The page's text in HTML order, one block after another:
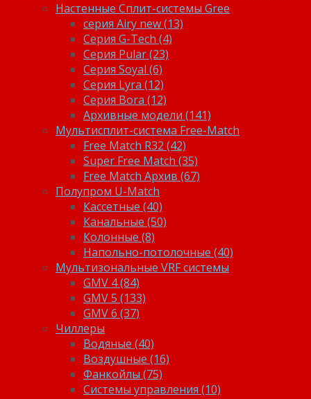
Настенные Сплит-системы Gree
серия Airy new (13)
Серия G-Tech (4)
Серия Pular (23)
Cерия Soyal (6)
Серия Lyra (12)
Серия Bora (12)
Архивные модели (141)
Мультисплит-система Free-Match
Free Match R32 (42)
Super Free Match (35)
Free Match Архив (67)
Полупром U-Match
Кассетные (40)
Канальные (50)
Колонные (8)
Напольно-потолочные (40)
Мультизональные VRF системы
GMV 4 (84)
GMV 5 (133)
GMV 6 (37)
Чиллеры
Водяные (40)
Воздушные (16)
Фанкойлы (75)
Системы управления (10)